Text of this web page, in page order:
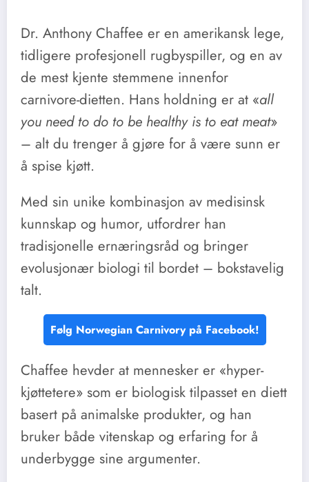
Dr. Anthony Chaffee er en amerikansk lege,
tidligere profesjonell rugbyspiller, og en av
de mest kjente stemmene innenfor
carnivore-dietten. Hans holdning er at «all
you need to do to be healthy is to eat meat»
– alt du trenger å gjøre for å være sunn er
å spise kjøtt.
Med sin unike kombinasjon av medisinsk
kunnskap og humor, utfordrer han
tradisjonelle ernæringsråd og bringer
evolusjonær biologi til bordet – bokstavelig
talt.
Følg Norwegian Carnivory på Facebook!
Chaffee hevder at mennesker er «hyper-
kjøttetere» som er biologisk tilpasset en diett
basert på animalske produkter, og han
bruker både vitenskap og erfaring for å
underbygge sine argumenter.